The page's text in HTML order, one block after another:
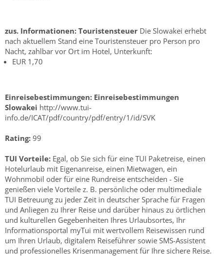
zus. Informationen: Touristensteuer Die Slowakei erhebt
nach aktuellem Stand eine Touristensteuer pro Person pro
Nacht, zahlbar vor Ort im Hotel, Unterkunft:
EUR 1,70
Einreisebestimmungen: Einreisebestimmungen
Slowakei http://www.tui-
info.de/ICAT/pdf/country/pdf/entry/1/id/SVK
Rating: 99
TUI Vorteile: Egal, ob Sie sich für eine TUI Paketreise, einen
Hotelurlaub mit Eigenanreise, einen Mietwagen, ein
Wohnmobil oder für eine Rundreise entscheiden - Sie
genießen viele Vorteile z. B. persönliche oder multimediale
TUI Betreuung zu jeder Zeit in deutscher Sprache für Fragen
und Anliegen zu Ihrer Reise und darüber hinaus zu örtlichen
und kulturellen Gegebenheiten Ihres Urlaubsortes, Ihr
Informationsportal myTui mit wertvollem Reisewissen rund
um Ihren Urlaub, digitalem Reiseführer sowie SMS-Assistent
und professionelles Krisenmanagement für Ihre sichere Reise.